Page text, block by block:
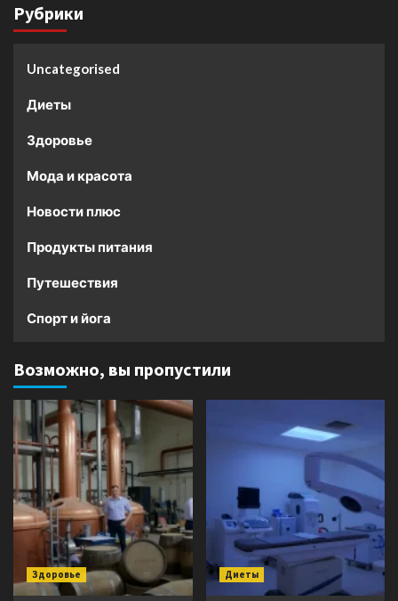
Рубрики
Uncategorised
Диеты
Здоровье
Мода и красота
Новости плюс
Продукты питания
Путешествия
Спорт и йога
Возможно, вы пропустили
Здоровье Диеты